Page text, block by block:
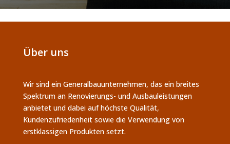
Über uns
Wir sind ein Generalbauunternehmen, das ein breites
Spektrum an Renovierungs- und Ausbauleistungen
anbietet und dabei auf höchste Qualität,
Kundenzufriedenheit sowie die Verwendung von
erstklassigen Produkten setzt.